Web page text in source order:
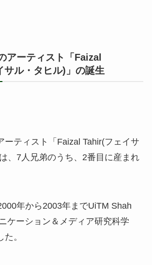
アーティスト「Faizal
サル・タヒル)」の誕生
ーティスト「Faizal Tahir(フェイサ
、7人兄弟のうち、2番目に産まれ
年から2003年までUiTM Shah
ケーション＆メディア研究科学
。